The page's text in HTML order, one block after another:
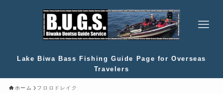
Lake Biwa Bass Fishing Guide Page for Overseas
Travelers
ホーム フロロドレイク